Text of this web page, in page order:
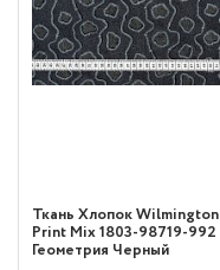
Ткань Хлопок Wilmington
Print Mix 1803-98719-992
Геометрия Черный